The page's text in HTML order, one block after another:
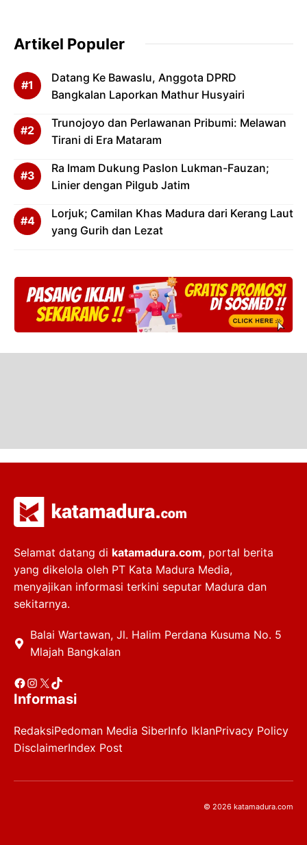
Artikel Populer
Datang Ke Bawaslu, Anggota DPRD
Bangkalan Laporkan Mathur Husyairi
Trunojoyo dan Perlawanan Pribumi: Melawan
Tirani di Era Mataram
Ra Imam Dukung Paslon Lukman-Fauzan;
Linier dengan Pilgub Jatim
Lorjuk; Camilan Khas Madura dari Kerang Laut
yang Gurih dan Lezat
Selamat datang di katamadura.com, portal berita
yang dikelola oleh PT Kata Madura Media,
menyajikan informasi terkini seputar Madura dan
sekitarnya.
Balai Wartawan, Jl. Halim Perdana Kusuma No. 5
Mlajah Bangkalan
Facebook
Instagram
X TikTok
Informasi
RedaksiPedoman Media SiberInfo IklanPrivacy Policy
DisclaimerIndex Post
© 2026 katamadura.com